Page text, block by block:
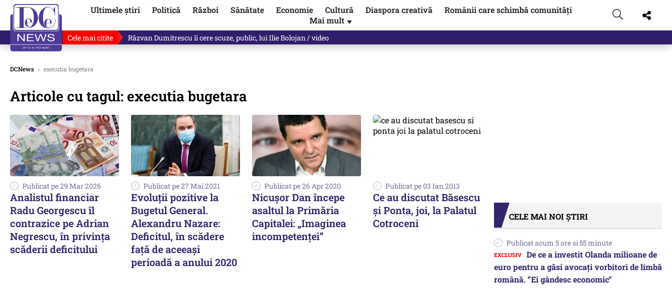
Ultimele știri Politică Război Sănătate Economie Cultură Diaspora creativă
Românii care schimbă comunități
Mai mult ▼
Cele mai citite „Dacă facem treaba asta, s-a ales praful de tot!” Eugen Teodorovici, reacție după ce Green Deal-ul a pus pe…
DCNews › executia bugetara
Articole cu tagul: executia bugetara
Publicat pe 29 Mar 2026
Analistul financiar
Radu Georgescu îl
contrazice pe Adrian
Negrescu, în privința
scăderii deficitului
Publicat pe 27 Mai 2021
Evoluții pozitive la
Bugetul General.
Alexandru Nazare:
Deficitul, în scădere
față de aceeași
perioadă a anului 2020
Publicat pe 26 Apr 2020
Nicușor Dan începe
asaltul la Primăria
Capitalei: „Imaginea
incompetenței”
Publicat pe 03 Ian 2013
Ce au discutat Băsescu
și Ponta, joi, la Palatul
Cotroceni
CELE MAI NOI ȘTIRI
Publicat acum 5 ore si 55 minute
De ce a investit Olanda milioane de
euro pentru a găsi avocați vorbitori de limbă
română. ”Ei gândesc economic”